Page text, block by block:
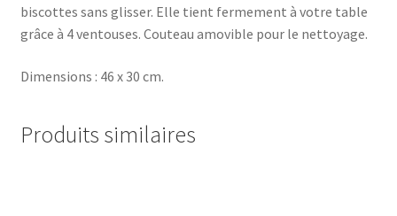
biscottes sans glisser. Elle tient fermement à votre table
grâce à 4 ventouses. Couteau amovible pour le nettoyage.
Dimensions : 46 x 30 cm.
Produits similaires